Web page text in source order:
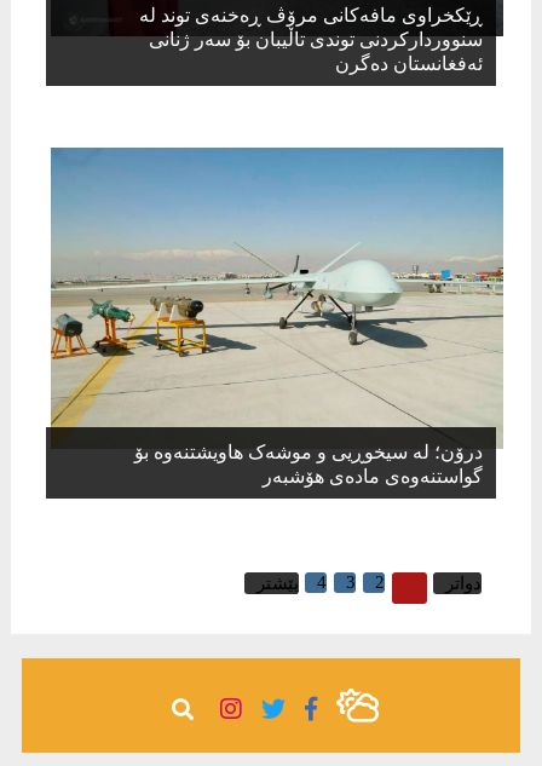
ڕێکخراوی مافەکانی مرۆڤ ڕەخنەی توند لە
سنووردارکردنی توندی تاڵیبان بۆ سەر ژنانی
ئەفغانستان دەگرن
درۆن؛ لە سیخوڕیی و موشەک هاویشتنەوە بۆ
گواستنەوەى مادەى هۆشبەر
دواتر 2
3
4 پێشتر